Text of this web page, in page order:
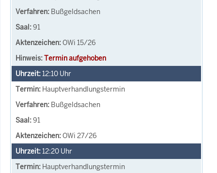
Bußgeldsachen
91
OWi 15/26
Termin aufgehoben
12:10 Uhr
Hauptverhandlungstermin
Bußgeldsachen
91
OWi 27/26
12:20 Uhr
Hauptverhandlungstermin